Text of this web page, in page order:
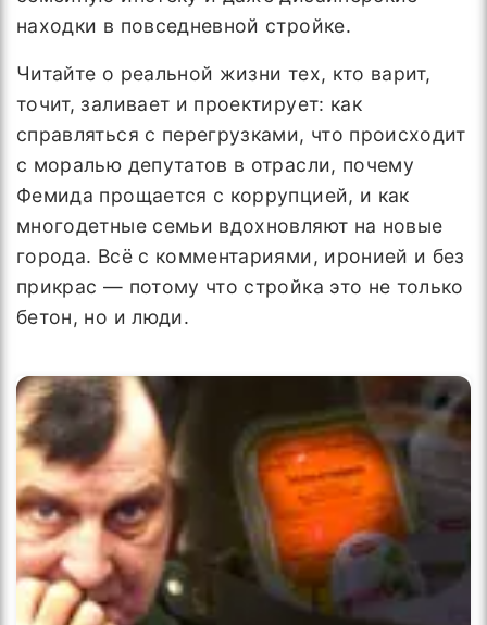
находки в повседневной стройке.
Читайте о реальной жизни тех, кто варит,
точит, заливает и проектирует: как
справляться с перегрузками, что происходит
с моралью депутатов в отрасли, почему
Фемида прощается с коррупцией, и как
многодетные семьи вдохновляют на новые
города. Всё с комментариями, иронией и без
прикрас — потому что стройка это не только
бетон, но и люди.